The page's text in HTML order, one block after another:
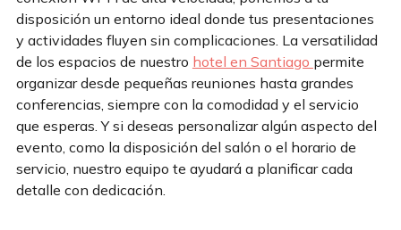
disposición un entorno ideal donde tus presentaciones
y actividades fluyen sin complicaciones. La versatilidad
de los espacios de nuestro hotel en Santiago permite
organizar desde pequeñas reuniones hasta grandes
conferencias, siempre con la comodidad y el servicio
que esperas. Y si deseas personalizar algún aspecto del
evento, como la disposición del salón o el horario de
servicio, nuestro equipo te ayudará a planificar cada
detalle con dedicación.